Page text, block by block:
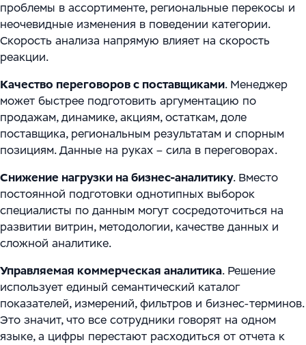
проблемы в ассортименте, региональные перекосы и
неочевидные изменения в поведении категории.
Скорость анализа напрямую влияет на скорость
реакции.
Качество переговоров с поставщиками. Менеджер
может быстрее подготовить аргументацию по
продажам, динамике, акциям, остаткам, доле
поставщика, региональным результатам и спорным
позициям. Данные на руках – сила в переговорах.
Снижение нагрузки на бизнес-аналитику. Вместо
постоянной подготовки однотипных выборок
специалисты по данным могут сосредоточиться на
развитии витрин, методологии, качестве данных и
сложной аналитике.
Управляемая коммерческая аналитика. Решение
использует единый семантический каталог
показателей, измерений, фильтров и бизнес-терминов.
Это значит, что все сотрудники говорят на одном
языке, а цифры перестают расходиться от отчета к